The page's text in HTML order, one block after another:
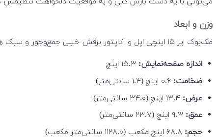
وزن و ابعاد
مک‌بوک ایر ۱۵ اینچی اپل و آداپتور برقش خیلی جمع‌وجور و سبک هستن.
اندازه صفحه‌نمایش:
ضخامت:
عرض:
عمق:
حجم: